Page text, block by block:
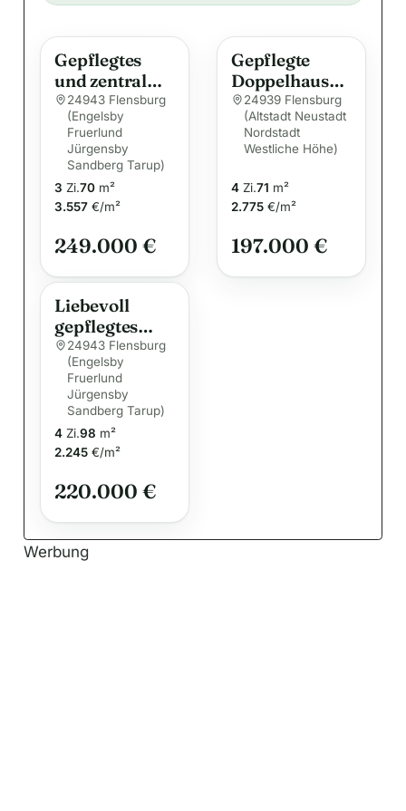
t
Gepflegtes
und zentral
gelegenes
Reihenmittelh
aus in
beliebter
Wohnlage
24943 Flensburg
(Engelsby
Fruerlund
Jürgensby
Sandberg Tarup)
3 Zi.70 m²
3.557 €/m²
249.000 €
Gepflegte
Doppelhaushä
lfte mit Garten
24939 Flensburg
(Altstadt Neustadt
Nordstadt
Westliche Höhe)
4 Zi.71 m²
2.775 €/m²
197.000 €
Liebevoll
gepflegtes
Reihenmittelh
aus in
bevorzugter
Wohngegend
Flensburgs
24943 Flensburg
(Engelsby
Fruerlund
Jürgensby
Sandberg Tarup)
4 Zi.98 m²
2.245 €/m²
220.000 €
Werbung